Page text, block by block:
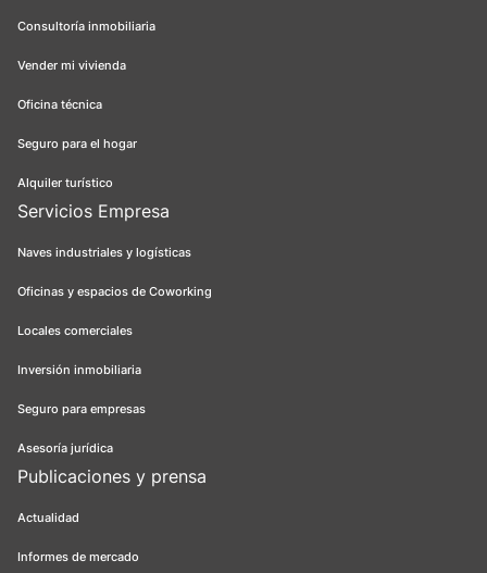
Consultoría inmobiliaria
Vender mi vivienda
Oficina técnica
Seguro para el hogar
Alquiler turístico
Servicios Empresa
Naves industriales y logísticas
Oficinas y espacios de Coworking
Locales comerciales
Inversión inmobiliaria
Seguro para empresas
Asesoría jurídica
Publicaciones y prensa
Actualidad
Informes de mercado